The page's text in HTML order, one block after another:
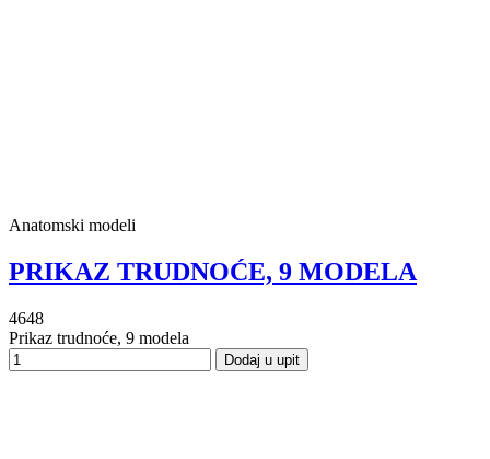
Anatomski modeli
PRIKAZ TRUDNOĆE, 9 MODELA
4648
Prikaz trudnoće, 9 modela
Dodaj u upit